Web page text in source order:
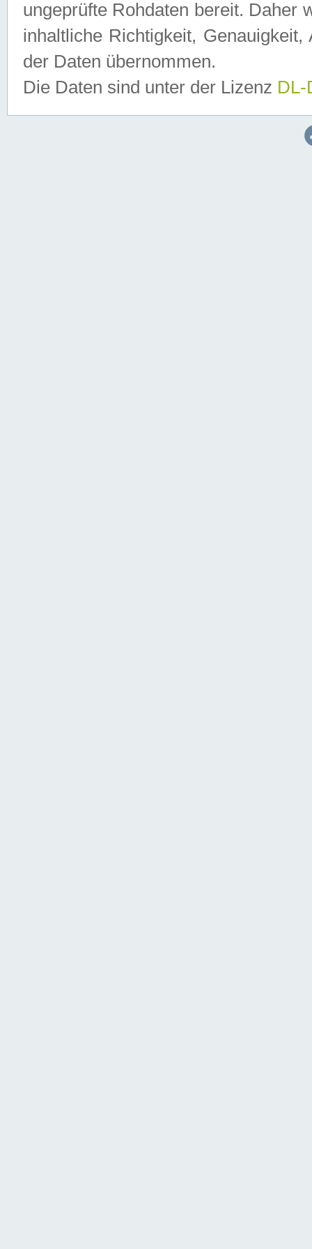
ungeprüfte Rohdaten bereit. Daher
inhaltliche Richtigkeit,
der Daten übernommen.
Die Daten sind unter der Lizenz